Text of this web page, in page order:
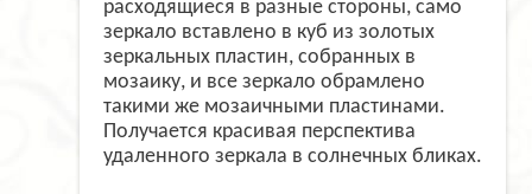
расходящиеся в разные стороны, само
зеркало вставлено в куб из золотых
зеркальных пластин, собранных в
мозаику, и все зеркало обрамлено
такими же мозаичными пластинами.
Получается красивая перспектива
удаленного зеркала в солнечных бликах.